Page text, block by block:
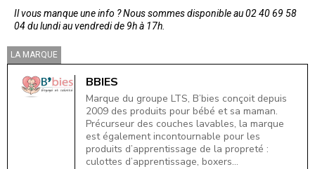
Il vous manque une info ? Nous sommes disponible au 02 40 69 58
04 du lundi au vendredi de 9h à 17h.
LA MARQUE
BBIES
Marque du groupe LTS, B’bies conçoit depuis
2009 des produits pour bébé et sa maman.
Précurseur des couches lavables, la marque
est également incontournable pour les
produits d’apprentissage de la propreté :
culottes d’apprentissage, boxers…